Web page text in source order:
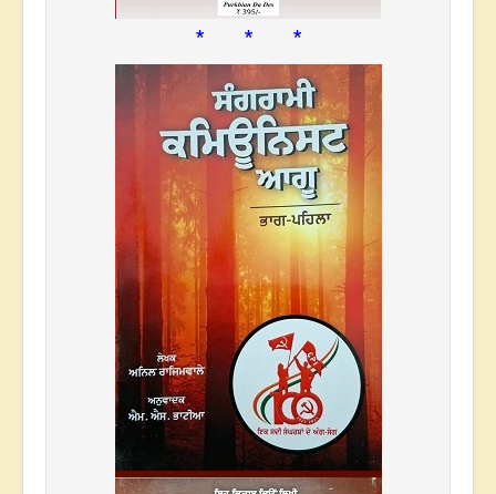
* * *